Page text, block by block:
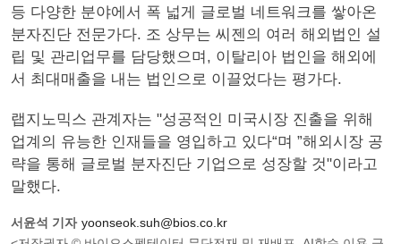
등 다양한 분야에서 폭 넓게 글로벌 네트워크를 쌓아온
분자진단 전문가다. 조 상무는 씨젠의 여러 해외법인 설
립 및 관리업무를 담당했으며, 이탈리아 법인을 해외에
서 최대매출을 내는 법인으로 이끌었다는 평가다.
랩지노믹스 관계자는 "성공적인 미국시장 진출을 위해
업계의 유능한 인재들을 영입하고 있다“며 ”해외시장 공
략을 통해 글로벌 분자진단 기업으로 성장할 것"이라고
말했다.
서윤석 기자 yoonseok.suh@bios.co.kr